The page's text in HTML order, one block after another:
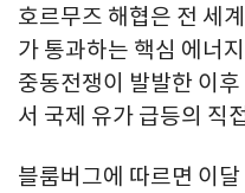
호르무즈 해협은 전 세
가 통과하는 핵심 에너
중동전쟁이 발발한 이
서 국제 유가 급등의 직
블룸버그에 따르면 이